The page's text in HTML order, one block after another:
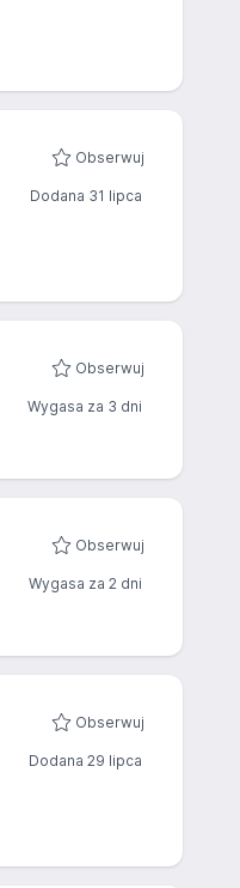
Obserwuj
Dodana 31 lipca
Obserwuj
Wygasa za 3 dni
Obserwuj
Wygasa za 2 dni
Obserwuj
Dodana 29 lipca